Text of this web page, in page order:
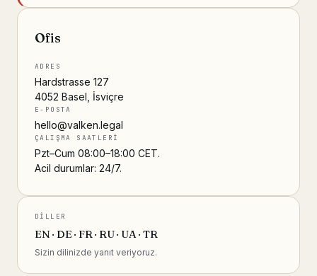
Ofis
ADRES
Hardstrasse 127
4052 Basel, İsviçre
E-POSTA
hello@valken.legal
ÇALIŞMA SAATLERI
Pzt–Cum 08:00–18:00 CET.
Acil durumlar: 24/7.
DILLER
EN · DE · FR · RU · UA · TR
Sizin dilinizde yanıt veriyoruz.